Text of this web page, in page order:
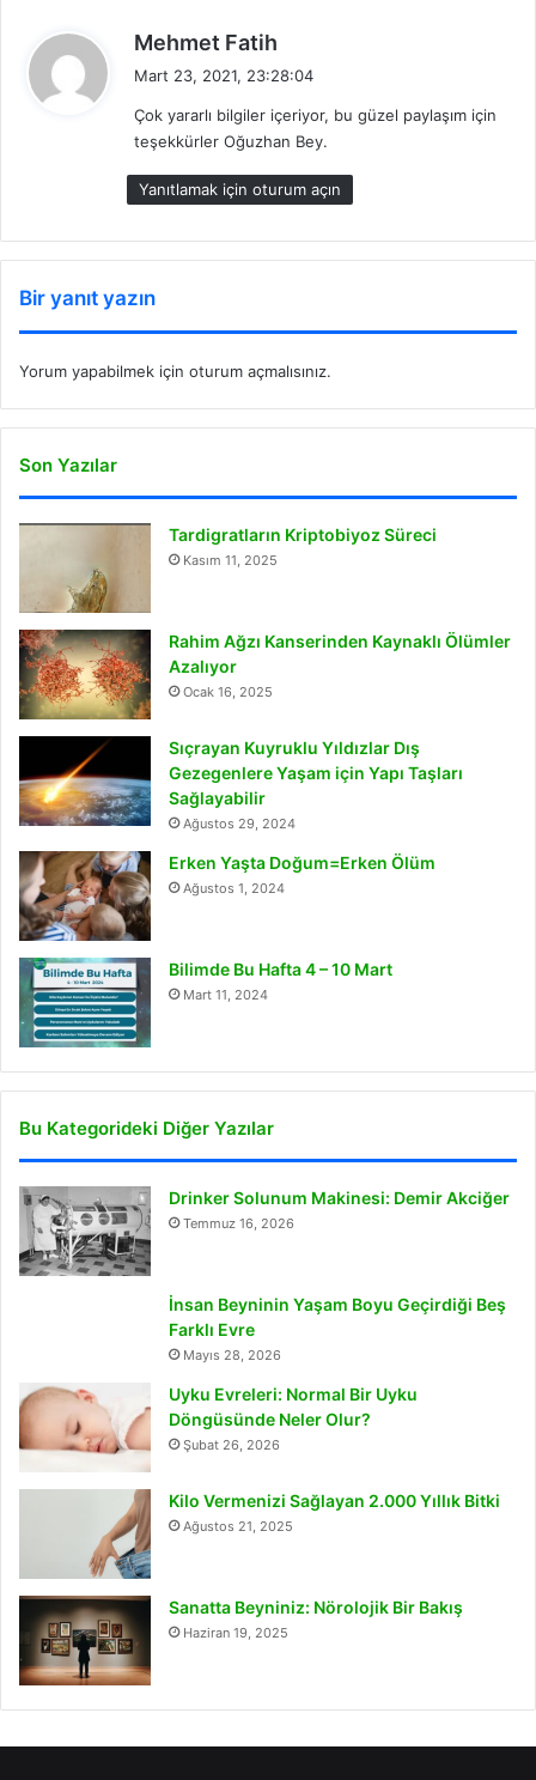
Mehmet Fatih
e
i
k
i
:
Mart 23, 2021, 23:28:04
Çok yararlı bilgiler içeriyor, bu güzel paylaşım için
teşekkürler Oğuzhan Bey.
Yanıtlamak için oturum açın
Bir yanıt yazın
Yorum yapabilmek için oturum açmalısınız.
Son Yazılar
Tardigratların Kriptobiyoz Süreci
Kasım 11, 2025
Rahim Ağzı Kanserinden Kaynaklı Ölümler
Azalıyor
Ocak 16, 2025
Sıçrayan Kuyruklu Yıldızlar Dış
Gezegenlere Yaşam için Yapı Taşları
Sağlayabilir
Ağustos 29, 2024
Erken Yaşta Doğum=Erken Ölüm
Ağustos 1, 2024
Bilimde Bu Hafta 4 – 10 Mart
Mart 11, 2024
Bu Kategorideki Diğer Yazılar
Drinker Solunum Makinesi: Demir Akciğer
Temmuz 16, 2026
İnsan Beyninin Yaşam Boyu Geçirdiği Beş
Farklı Evre
Mayıs 28, 2026
Uyku Evreleri: Normal Bir Uyku
Döngüsünde Neler Olur?
Şubat 26, 2026
Kilo Vermenizi Sağlayan 2.000 Yıllık Bitki
Ağustos 21, 2025
Sanatta Beyniniz: Nörolojik Bir Bakış
Haziran 19, 2025